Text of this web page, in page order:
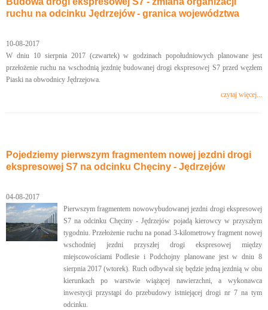
ruchu na odcinku Jędrzejów - granica województwa
10-08-2017
W dniu 10 sierpnia 2017 (czwartek) w godzinach popołudniowych planowane jest
przełożenie ruchu na wschodnią jezdnię budowanej drogi ekspresowej S7 przed węzłem
Piaski na obwodnicy Jędrzejowa.
czytaj więcej...
Pojedziemy pierwszym fragmentem nowej jezdni drogi
ekspresowej S7 na odcinku Chęciny - Jędrzejów
04-08-2017
Pierwszym fragmentem nowowybudowanej jezdni drogi ekspresowej
S7 na odcinku Chęciny - Jędrzejów pojadą kierowcy w przyszłym
tygodniu. Przełożenie ruchu na ponad 3-kilometrowy fragment nowej
wschodniej jezdni przyszłej drogi ekspresowej między
miejscowościami Podlesie i Podchojny planowane jest w dniu 8
sierpnia 2017 (wtorek). Ruch odbywał się będzie jedną jezdnią w obu
kierunkach po warstwie wiążącej nawierzchni, a wykonawca
inwestycji przystąpi do przebudowy istniejącej drogi nr 7 na tym
odcinku.